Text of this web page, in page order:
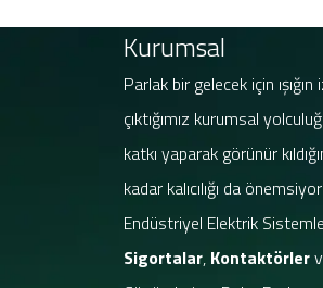
Kurumsal
Parlak bir gelecek için
çıktığımız kurumsal
katkı yaparak görünür
kadar kalıcılığı da
Endüstriyel Elektrik
Sigortalar, Kontaktörler